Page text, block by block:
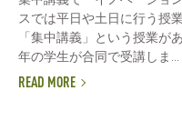
スでは平日や土日に行う授
「集中講義」という授業が
年の学生が合同で受講しま...
READ MORE